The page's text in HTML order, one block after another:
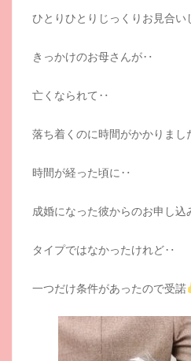
ひとりひとりじっくりお見合い
きっかけのお母さんが‥
亡くなられて‥
落ち着くのに時間がかかりまし
時間が経った頃に‥
成婚になった彼からのお申し込
タイプではなかったけれど‥
一つだけ条件があったので受諾